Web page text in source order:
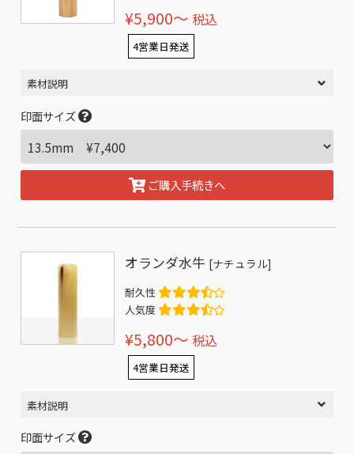
¥5,900〜 税込
4営業日発送
素材説明
印面サイズ
ご購入手続きへ
オランダ水牛 [ナチュラル]
耐久性
人気度
¥5,800〜 税込
4営業日発送
素材説明
印面サイズ